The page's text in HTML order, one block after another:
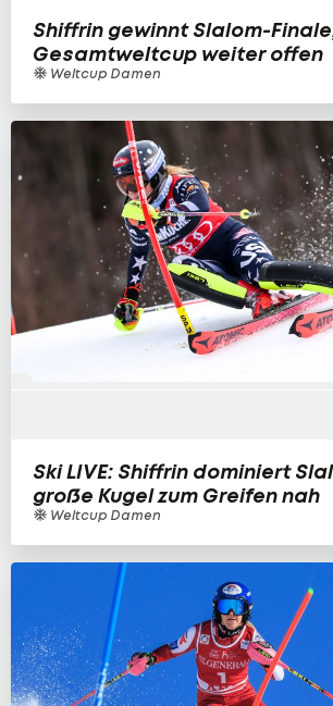
Shiffrin gewinnt Slalom-
Gesamtweltcup weiter offen
Weltcup Damen
Ski LIVE: Shiffrin dominiert
große Kugel zum Greifen nah
Weltcup Damen